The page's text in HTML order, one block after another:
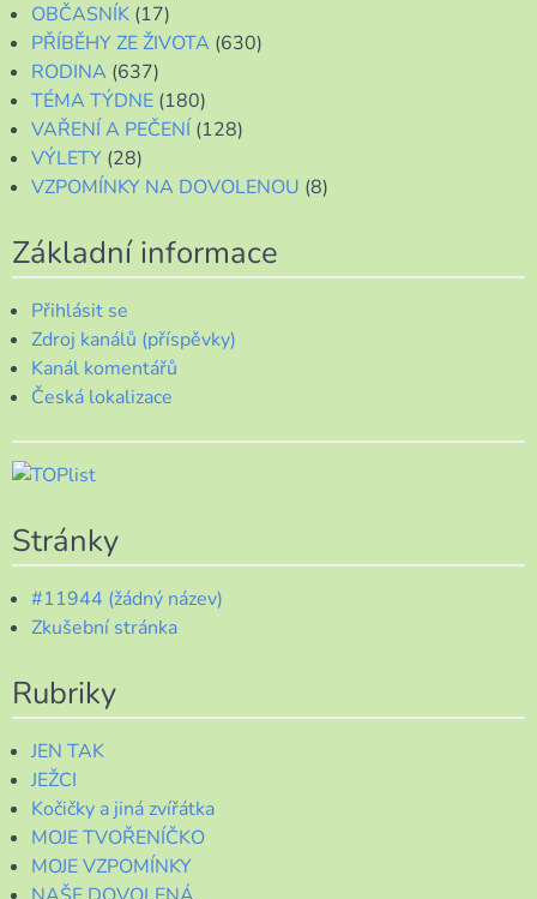
OBČASNÍK (17)
PŘÍBĚHY ZE ŽIVOTA (630)
RODINA (637)
TÉMA TÝDNE (180)
VAŘENÍ A PEČENÍ (128)
VÝLETY (28)
VZPOMÍNKY NA DOVOLENOU (8)
Základní informace
Přihlásit se
Zdroj kanálů (příspěvky)
Kanál komentářů
Česká lokalizace
Stránky
#11944 (žádný název)
Zkušební stránka
Rubriky
JEN TAK
JEŽCI
Kočičky a jiná zvířátka
MOJE TVOŘENÍČKO
MOJE VZPOMÍNKY